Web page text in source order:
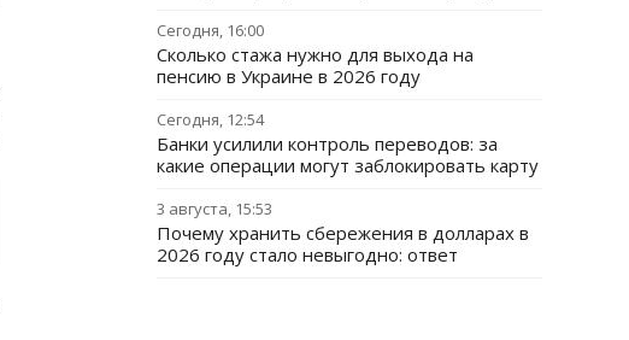
Сегодня, 16:00
Сколько стажа нужно для выхода на
пенсию в Украине в 2026 году
Сегодня, 12:54
Банки усилили контроль переводов: за
какие операции могут заблокировать карту
3 августа, 15:53
Почему хранить сбережения в долларах в
2026 году стало невыгодно: ответ